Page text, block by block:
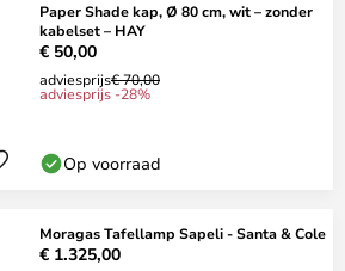
Paper Shade kap, Ø 80 cm, wit – zonder
kabelset – HAY
€ 50,00
adviesprijs€ 70,00
adviesprijs -28%
Op voorraad
Moragas Tafellamp Sapeli - Santa & Cole
€ 1.325,00